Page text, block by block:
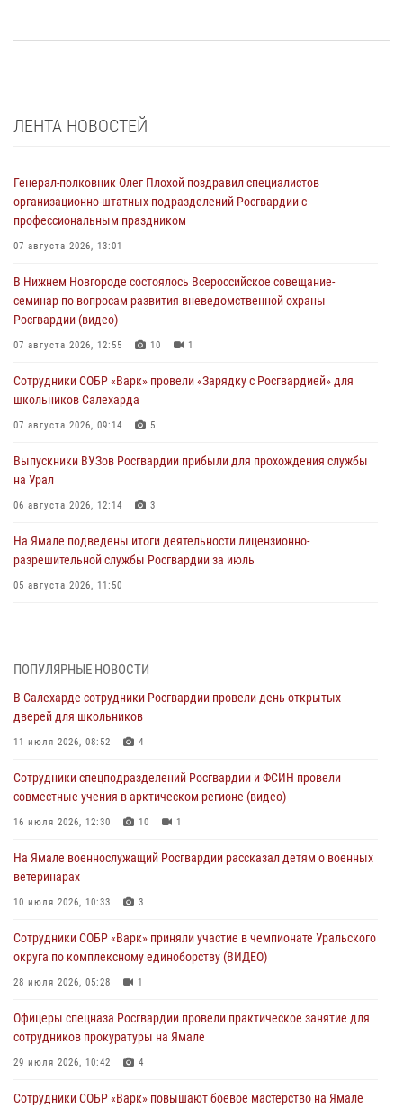
ЛЕНТА НОВОСТЕЙ
Генерал-полковник Олег Плохой поздравил специалистов
организационно-штатных подразделений Росгвардии с
профессиональным праздником
07 августа 2026, 13:01
В Нижнем Новгороде состоялось Всероссийское совещание-
семинар по вопросам развития вневедомственной охраны
Росгвардии (видео)
07 августа 2026, 12:55 10 1
Сотрудники СОБР «Варк» провели «Зарядку с Росгвардией» для
школьников Салехарда
07 августа 2026, 09:14 5
Выпускники ВУЗов Росгвардии прибыли для прохождения службы
на Урал
06 августа 2026, 12:14 3
На Ямале подведены итоги деятельности лицензионно-
разрешительной службы Росгвардии за июль
05 августа 2026, 11:50
03 августа 2026, 07:21 2
Генерал-полковник Юрий Аверин выступил на Всероссийском
молодёжном образовательном форуме «Территория смыслов»
03 августа 2026, 06:54
Директор Росгвардии Герой России генерал армии Виктор Золотов
поздравил специалистов подразделений тыла с профессиональным
праздником
Сотрудники СОБР «Варк» повышают боевое мастерство на Ямале
30 июля 2026, 09:34 1
Офицеры спецназа Росгвардии провели практическое занятие для
сотрудников прокуратуры на Ямале
29 июля 2026, 10:42 4
ПОПУЛЯРНЫЕ НОВОСТИ
В Салехарде сотрудники Росгвардии провели день открытых
дверей для школьников
11 июля 2026, 08:52 4
Сотрудники спецподразделений Росгвардии и ФСИН провели
совместные учения в арктическом регионе (видео)
16 июля 2026, 12:30 10 1
На Ямале военнослужащий Росгвардии рассказал детям о военных
ветеринарах
10 июля 2026, 10:33 3
Сотрудники СОБР «Варк» приняли участие в чемпионате Уральского
округа по комплексному единоборству (ВИДЕО)
28 июля 2026, 05:28 1
Офицеры спецназа Росгвардии провели практическое занятие для
сотрудников прокуратуры на Ямале
29 июля 2026, 10:42 4
Сотрудники СОБР «Варк» повышают боевое мастерство на Ямале